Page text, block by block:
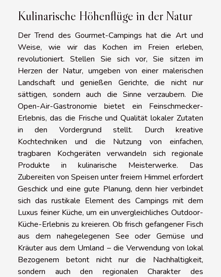
Kulinarische Höhenflüge in der Natur
Der Trend des Gourmet-Campings hat die Art und
Weise, wie wir das Kochen im Freien erleben,
revolutioniert. Stellen Sie sich vor, Sie sitzen im
Herzen der Natur, umgeben von einer malerischen
Landschaft und genießen Gerichte, die nicht nur
sättigen, sondern auch die Sinne verzaubern. Die
Open-Air-Gastronomie bietet ein Feinschmecker-
Erlebnis, das die Frische und Qualität lokaler Zutaten
in den Vordergrund stellt. Durch kreative
Kochtechniken und die Nutzung von einfachen,
tragbaren Kochgeräten verwandeln sich regionale
Produkte in kulinarische Meisterwerke. Das
Zubereiten von Speisen unter freiem Himmel erfordert
Geschick und eine gute Planung, denn hier verbindet
sich das rustikale Element des Campings mit dem
Luxus feiner Küche, um ein unvergleichliches Outdoor-
Küche-Erlebnis zu kreieren. Ob frisch gefangener Fisch
aus dem nahegelegenen See oder Gemüse und
Kräuter aus dem Umland – die Verwendung von lokal
Bezogenem betont nicht nur die Nachhaltigkeit,
sondern auch den regionalen Charakter des